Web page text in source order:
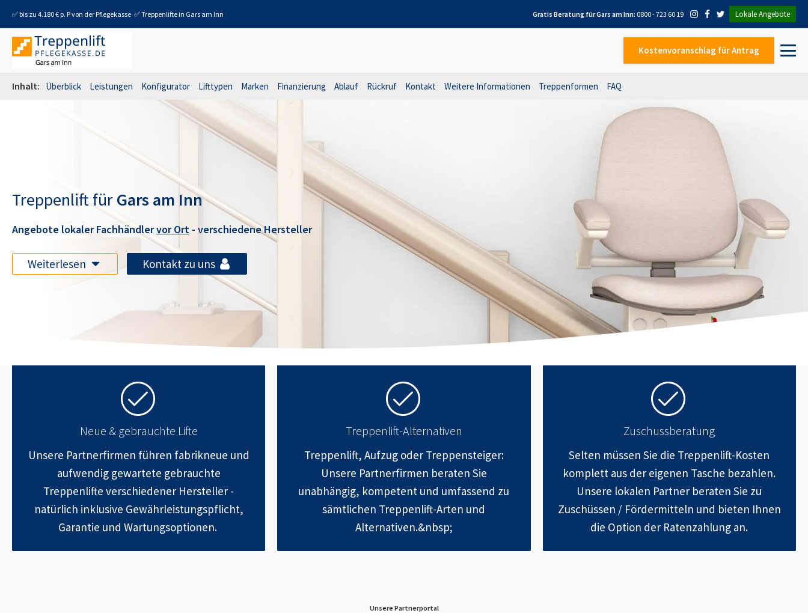
✅ bis zu 4.180 € p. P von der Pflegekasse ✅ Treppenlifte in Gars am Inn Gratis Beratung fürGars am Inn: 0800 - 723 60 19 Lokale Angebote
Kostenvoranschlag für Antrag
Inhalt: Überblick Leistungen Konfigurator Lifttypen Marken Finanzierung Ablauf Rückruf Kontakt Weitere Informationen Treppenformen FAQ
Treppenlift fürGars am Inn
Angebote lokaler Fachhändlervor Ort - verschiedene Hersteller
Weiterlesen Kontakt zu uns
Neue & gebrauchte Lifte
Unsere Partnerfirmen führen fabrikneue und
aufwendig gewartete gebrauchte
Treppenlifte verschiedener Hersteller -
natürlich inklusive Gewährleistungspflicht,
Garantie und Wartungsoptionen.
Treppenlift-Alternativen
Treppenlift, Aufzug oder Treppensteiger:
Unsere Partnerfirmen beraten Sie
unabhängig, kompetent und umfassend zu
sämtlichen Treppenlift-Arten und
Alternativen.&nbsp;
Zuschussberatung
Selten müssen Sie die Treppenlift-Kosten
komplett aus der eigenen Tasche bezahlen.
Unsere lokalen Partner beraten Sie zu
Zuschüssen / Fördermitteln und bieten Ihnen
die Option der Ratenzahlung an.
Unsere Partnerportal